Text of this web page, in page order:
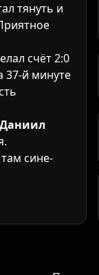
тянуть и
счёт 2:0
37-й минуте
Даниил
сине-